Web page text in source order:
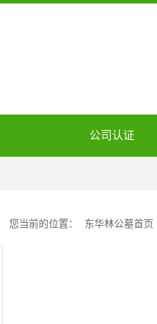
公司认证
您当前的位置： 东华林公墓首页